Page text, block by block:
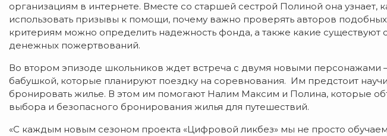
организациям в интернете. Вместе со старшей сестрой Полиной она узнает,
использовать призывы к помощи, почему важно проверять авторов
критериям можно определить надежность фонда, а также какие
денежных пожертвований.
Во втором эпизоде школьников ждет встреча с двумя новыми персонажами
бабушкой, которые планируют поездку на соревнования. Им предстоит
бронировать жилье. В этом им помогают Налим Максим и Полина, которые
выбора и безопасного бронирования жилья для путешествий.
«С каждым новым сезоном проекта «Цифровой ликбез» мы не просто